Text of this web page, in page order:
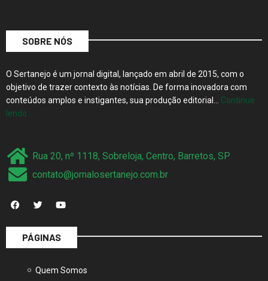
SOBRE NÓS
O Sertanejo é um jornal digital, lançado em abril de 2015, com o
objetivo de trazer contexto às notícias. De forma inovadora com
conteúdos amplos e instigantes, sua produção editorial… Continue
lendo…
Rua 20, nº 1118, Sobreloja, Centro, Barretos, SP
contato@jornalosertanejo.com.br
PÁGINAS
Quem Somos